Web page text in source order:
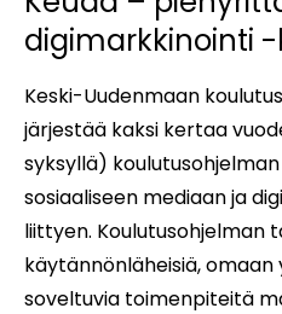
Palvelut
Ruudinkeksijät
Referenssit
Ota yhteyttä
COPYWRITE: Ruutia
digimarkkinointi
Keski-Uudenmaan
järjestää kaksi kertaa
syksyllä)
sosiaaliseen mediaan ja
liittyen. Koulutusohjelman
käytännönläheisiä,
soveltuvia toimenpiteitä